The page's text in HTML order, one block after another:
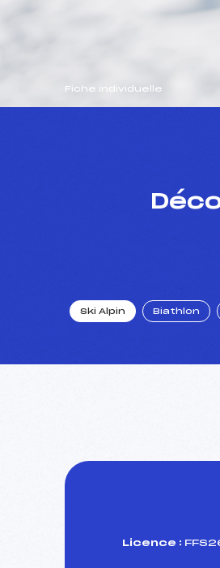
Fiche individuelle
Ski Alpin Biathlon
Licence :